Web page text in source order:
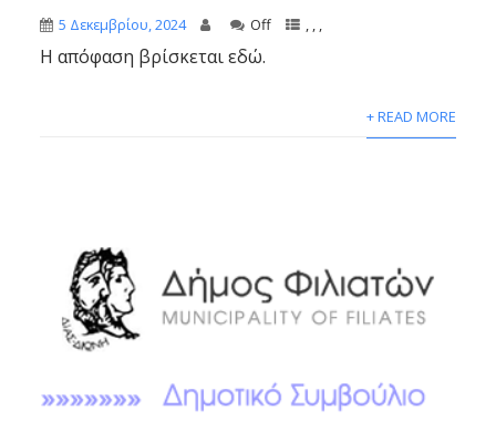
5 Δεκεμβρίου, 2024 Off , , ,
Η απόφαση βρίσκεται εδώ.
+ READ MORE